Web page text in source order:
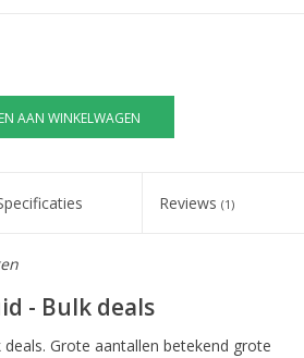
AAN WINKELWAGEN
Reviews (1)
- Bulk deals
Grote aantallen betekend grote